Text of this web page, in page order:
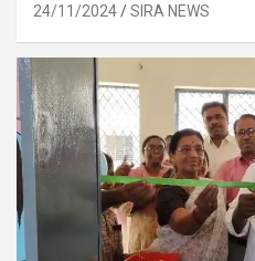
24/11/2024 SIRA NEWS